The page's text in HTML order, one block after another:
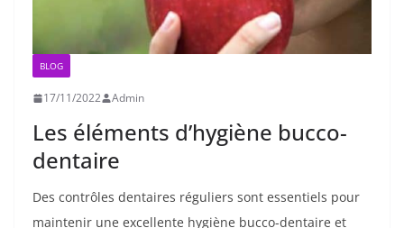
BLOG
17/11/2022 Admin
Les éléments d’hygiène bucco-
dentaire
Des contrôles dentaires réguliers sont essentiels pour
maintenir une excellente hygiène bucco-dentaire et